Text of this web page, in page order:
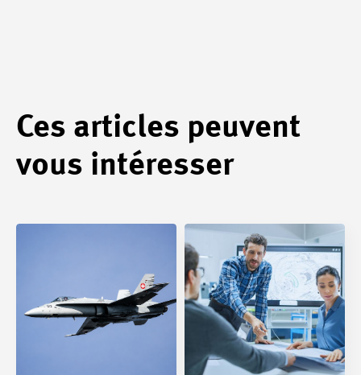
Ces articles peuvent
vous intéresser